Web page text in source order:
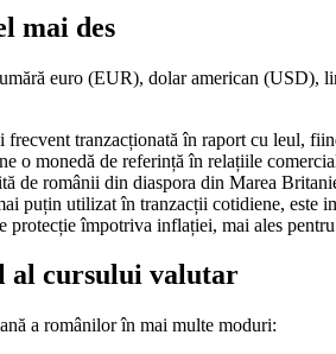
mai des
euro (EUR), dolar american
frecvent tranzacționată în raport cu leul,
o monedă de referință în relațiile
de românii din diaspora din Marea
puțin utilizat în tranzacții cotidiene, este
protecție împotriva inflației, mai ales
al cursului valutar
a românilor în mai multe moduri: